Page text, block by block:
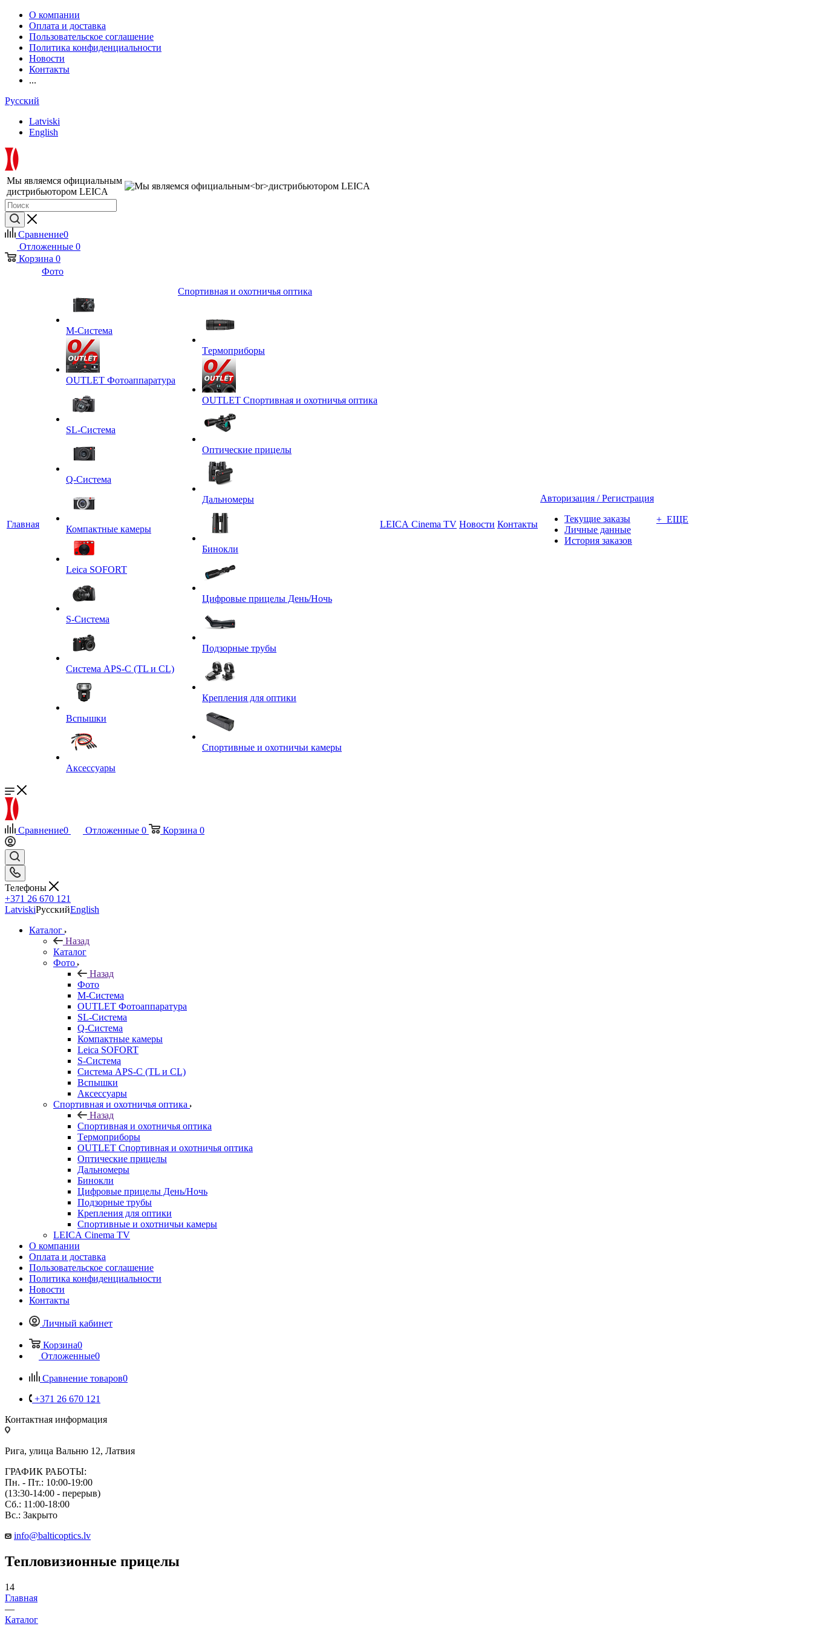
О компании
Оплата и доставка
Пользовательское соглашение
Политика конфиденциальности
Новости
Контакты
...
Русский
Latviski
English
Мы являемся официальным
дистрибьютором LEICA
Сравнение0
Отложенные 0
Корзина 0
Главная
Фото
M-Система
OUTLET Фотоаппаратура
SL-Система
Q-Cистема
Компактные камеры
Leica SOFORT
S-Система
Система APS-C (TL и CL)
Вспышки
Аксессуары
Спортивная и охотничья оптика
Tермоприборы
OUTLET Спортивная и охотничья оптика
Оптические прицелы
Дальномеры
Бинокли
Цифровые прицелы День/Ночь
Подзорные трубы
Крепления для оптики
Спортивные и охотничьи камеры
LEICA Cinema TV Новости Контакты
Авторизация / Регистрация
Текущие заказы
Личные данные
История заказов
+ ЕЩЕ
Сравнение0 Отложенные 0 Корзина 0
Телефоны
+371 26 670 121
LatviskiРусскийEnglish
Каталог
Назад
Каталог
Фото
Назад
Фото
M-Система
OUTLET Фотоаппаратура
SL-Система
Q-Cистема
Компактные камеры
Leica SOFORT
S-Система
Система APS-C (TL и CL)
Вспышки
Аксессуары
Спортивная и охотничья оптика
Назад
Спортивная и охотничья оптика
Tермоприборы
OUTLET Спортивная и охотничья оптика
Оптические прицелы
Дальномеры
Бинокли
Цифровые прицелы День/Ночь
Подзорные трубы
Крепления для оптики
Спортивные и охотничьи камеры
LEICA Cinema TV
О компании
Оплата и доставка
Пользовательское соглашение
Политика конфиденциальности
Новости
Контакты
Личный кабинет
Корзина0
Отложенные0
Сравнение товаров0
+371 26 670 121
Контактная информация
Рига, улица Вальню 12, Латвия
ГРАФИК РАБОТЫ:
Пн. - Пт.: 10:00-19:00
(13:30-14:00 - перерыв)
Сб.: 11:00-18:00
Вс.: Закрыто
info@balticoptics.lv
Тепловизионные прицелы
14
Главная
—
Каталог